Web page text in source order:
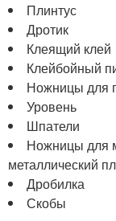
Плинтус
Дротик
Клеящий клей
Клейбойный
Ножницы для
Уровень
Шпатели
Ножницы для
металлический
Дробилка
Скобы